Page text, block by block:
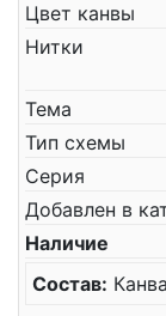
Цвет канвы
Нитки
Тема
Тип схемы
Серия
Добавлен в
Наличие
Состав: